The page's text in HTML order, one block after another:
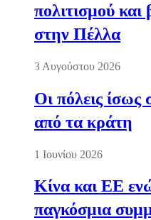
πολιτισμού
στην Πέλλα
3 Αυγούστου 2026
Οι πόλεις ίσως
από τα κράτη
1 Ιουνίου 2026
Κίνα και ΕΕ
παγκόσμια